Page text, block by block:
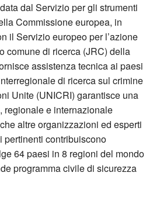
dal Servizio per gli strumenti
Commissione europea, in
il Servizio europeo per l’azione
comune di ricerca (JRC) della
assistenza tecnica ai paesi
di ricerca sul crimine
Unite (UNICRI) garantisce una
regionale e internazionale
altre organizzazioni ed esperti
contribuiscono
64 paesi in 8 regioni del mondo
programma civile di sicurezza